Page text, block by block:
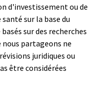
d'investissement ou de
sur la base du
sur des recherches
partageons ne
juridiques ou
être considérées